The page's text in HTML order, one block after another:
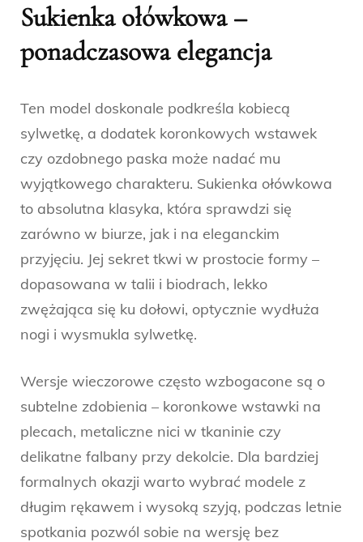
Sukienka ołówkowa –
ponadczasowa elegancja
Ten model doskonale podkreśla kobiecą
sylwetkę, a dodatek koronkowych wstawek
czy ozdobnego paska może nadać mu
wyjątkowego charakteru. Sukienka ołówkowa
to absolutna klasyka, która sprawdzi się
zarówno w biurze, jak i na eleganckim
przyjęciu. Jej sekret tkwi w prostocie formy –
dopasowana w talii i biodrach, lekko
zwężająca się ku dołowi, optycznie wydłuża
nogi i wysmukla sylwetkę.
Wersje wieczorowe często wzbogacone są o
subtelne zdobienia – koronkowe wstawki na
plecach, metaliczne nici w tkaninie czy
delikatne falbany przy dekolcie. Dla bardziej
formalnych okazji warto wybrać modele z
długim rękawem i wysoką szyją, podczas letnie
spotkania pozwól sobie na wersję bez